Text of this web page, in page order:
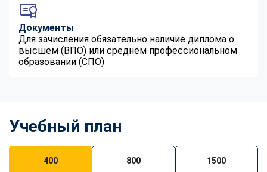
Документы
Для зачисления обязательно наличие диплома о
высшем (ВПО) или среднем профессиональном
образовании (СПО)
Учебный план
400 800 1500